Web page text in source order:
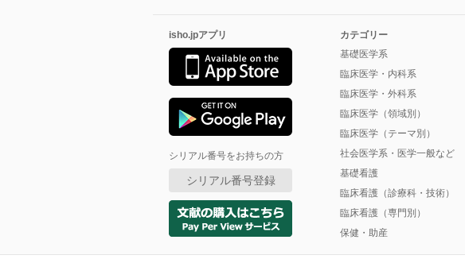
isho.jpアプリ
シリアル番号をお持ちの方
シリアル番号登録
カテゴリー
基礎医学系
臨床医学・内科系
臨床医学・外科系
臨床医学（領域別）
臨床医学（テーマ別）
社会医学系・医学一般など
基礎看護
臨床看護（診療科・技術）
臨床看護（専門別）
保健・助産